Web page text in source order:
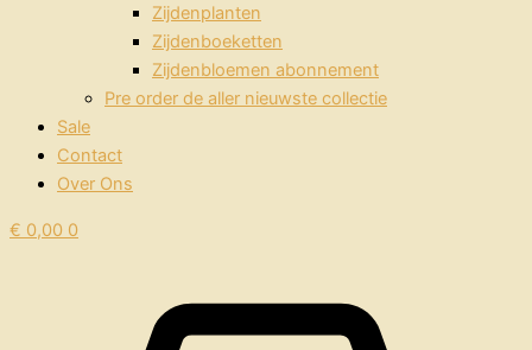
Zijdenplanten
Zijdenboeketten
Zijdenbloemen abonnement
Pre order de aller nieuwste collectie
Sale
Contact
Over Ons
€ 0,00 0